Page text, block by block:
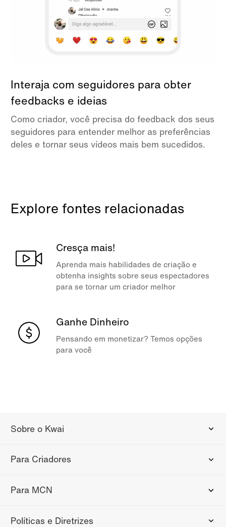
Interaja com seguidores para obter
feedbacks e ideias
Como criador, você precisa do feedback dos seus
seguidores para entender melhor as preferências
deles e tornar seus vídeos mais bem sucedidos.
Explore fontes relacionadas
Cresça mais!
Aprenda mais habilidades de criação e
obtenha insights sobre seus espectadores
para se tornar um criador melhor
Ganhe Dinheiro
Pensando em monetizar? Temos opções
para você
Sobre o Kwai
Para Criadores
Para MCN
Políticas e Diretrizes